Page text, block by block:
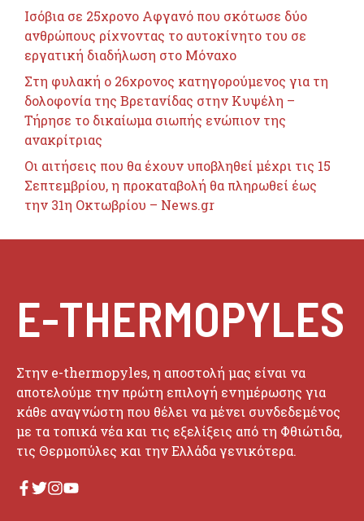
Ισόβια σε 25χρονο Αφγανό που σκότωσε δύο
ανθρώπους ρίχνοντας το αυτοκίνητο του σε
εργατική διαδήλωση στο Μόναχο
Στη φυλακή ο 26χρονος κατηγορούμενος για τη
δολοφονία της Βρετανίδας στην Κυψέλη –
Τήρησε το δικαίωμα σιωπής ενώπιον της
ανακρίτριας
Οι αιτήσεις που θα έχουν υποβληθεί μέχρι τις 15
Σεπτεμβρίου, η προκαταβολή θα πληρωθεί έως
την 31η Οκτωβρίου – News.gr
E-THERMOPYLES
Στην e-thermopyles, η αποστολή μας είναι να
αποτελούμε την πρώτη επιλογή ενημέρωσης για
κάθε αναγνώστη που θέλει να μένει συνδεδεμένος
με τα τοπικά νέα και τις εξελίξεις από τη Φθιώτιδα,
τις Θερμοπύλες και την Ελλάδα γενικότερα.